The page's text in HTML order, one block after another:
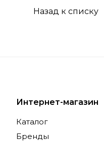
Назад к списку
Интернет-магазин
Каталог
Бренды